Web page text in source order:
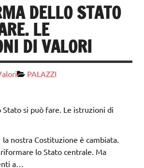
DELLO STATO
LE
DI VALORI
PALAZZI
nostra Costituzione è cambiata.
lo Stato centrale. Ma
a…